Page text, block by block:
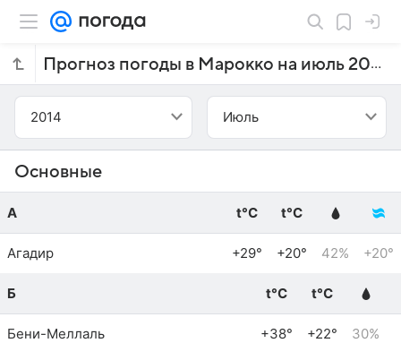
Прогноз погоды в Марокко на июль 2014 года
2014 Июль
Основные
А t°C t°C
Агадир +29° +20° 42% +20°
Б t°C t°C
Бени-Меллаль +38° +22° 30%